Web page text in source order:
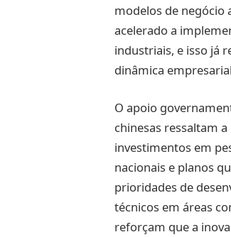
modelos de negócio
acelerado a
industriais, e isso já
dinâmica
O apoio
chinesas ressaltam
investimentos em
nacionais e planos
prioridades de
técnicos em áreas
reforçam que a